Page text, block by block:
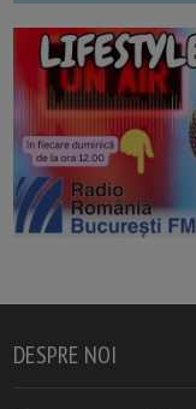
DESPRE NOI